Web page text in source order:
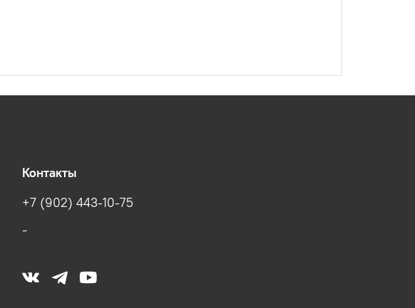
Контакты
+7 (902) 443-10-75
-